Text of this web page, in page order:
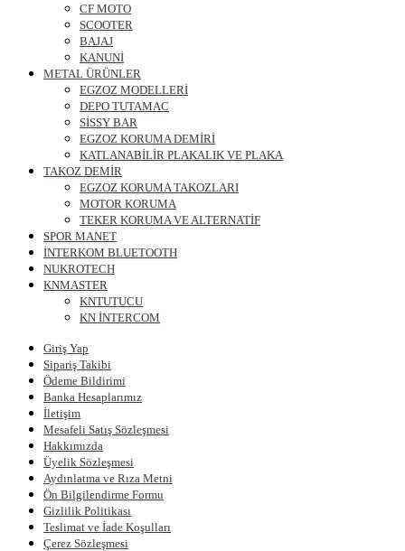
CF MOTO
SCOOTER
BAJAJ
KANUNİ
METAL ÜRÜNLER
EGZOZ MODELLERİ
DEPO TUTAMAC
SİSSY BAR
EGZOZ KORUMA DEMİRİ
KATLANABİLİR PLAKALIK VE PLAKA
TAKOZ DEMİR
EGZOZ KORUMA TAKOZLARI
MOTOR KORUMA
TEKER KORUMA VE ALTERNATİF
SPOR MANET
İNTERKOM BLUETOOTH
NUKROTECH
KNMASTER
KNTUTUCU
KN İNTERCOM
Giriş Yap
Sipariş Takibi
Ödeme Bildirimi
Banka Hesaplarımız
İletişim
Mesafeli Satış Sözleşmesi
Hakkımızda
Üyelik Sözleşmesi
Aydınlatma ve Rıza Metni
Ön Bilgilendirme Formu
Gizlilik Politikası
Teslimat ve İade Koşulları
Çerez Sözleşmesi